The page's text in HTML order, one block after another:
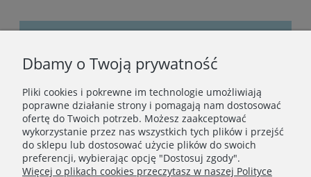
Bądźmy w kontakcie
Podaj swój adres e-mail, jeżeli chcesz otrzymywać
informacje o nowościach i promocjach.
Zapisz się
Dbamy o Twoją prywatność
Pliki cookies i pokrewne im technologie umożliwiają
poprawne działanie strony i pomagają nam dostosować
ofertę do Twoich potrzeb. Możesz zaakceptować
wykorzystanie przez nas wszystkich tych plików i przejść
do sklepu lub dostosować użycie plików do swoich
preferencji, wybierając opcję "Dostosuj zgody".
Więcej o plikach cookies przeczytasz w naszej Polityce